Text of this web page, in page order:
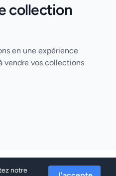
notre
collection
en une expérience
vendre vos collections
Conditions générales